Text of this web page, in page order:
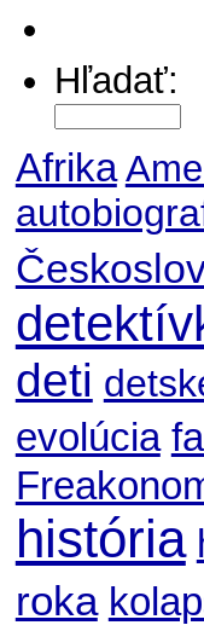
Hľadať:
Afrika
deti
evolúcia
história
roka